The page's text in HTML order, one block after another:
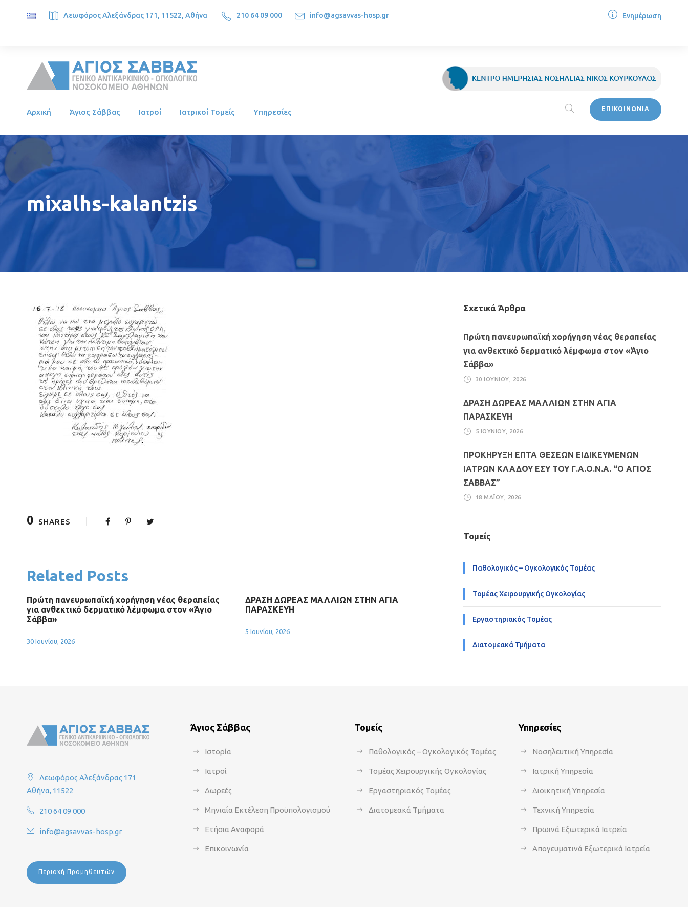
Λεωφόρος Αλεξάνδρας 171, 11522, Αθήνα 210 64 09 000 info@agsavvas-hosp.gr Ενημέρωση
Αρχική Άγιος Σάββας Ιατροί Ιατρικοί Τομείς Υπηρεσίες ΕΠΙΚΟΙΝΩΝΙΑ
mixalhs-kalantzis
0 SHARES
Related Posts
Πρώτη πανευρωπαϊκή χορήγηση νέας θεραπείας
για ανθεκτικό δερματικό λέμφωμα στον «Άγιο
Σάββα»
30 Ιουνίου, 2026
ΔΡΑΣΗ ΔΩΡΕΑΣ ΜΑΛΛΙΩΝ ΣΤΗΝ ΑΓΙΑ
ΠΑΡΑΣΚΕΥΗ
5 Ιουνίου, 2026
Σχετικά Άρθρα
Πρώτη πανευρωπαϊκή χορήγηση νέας θεραπείας
για ανθεκτικό δερματικό λέμφωμα στον «Άγιο
Σάββα»
30 ΙΟΥΝΊΟΥ, 2026
ΔΡΑΣΗ ΔΩΡΕΑΣ ΜΑΛΛΙΩΝ ΣΤΗΝ ΑΓΙΑ
ΠΑΡΑΣΚΕΥΗ
5 ΙΟΥΝΊΟΥ, 2026
ΠΡΟΚΗΡΥΞΗ ΕΠΤΑ ΘΕΣΕΩΝ ΕΙΔΙΚΕΥΜΕΝΩΝ
ΙΑΤΡΩΝ ΚΛΑΔΟΥ ΕΣΥ ΤΟΥ Γ.Α.Ο.Ν.Α. “Ο ΑΓΙΟΣ
ΣΑΒΒΑΣ”
18 ΜΑΪ́ΟΥ, 2026
Τομείς
Παθολογικός – Ογκολογικός Τομέας
Τομέας Χειρουργικής Ογκολογίας
Εργαστηριακός Τομέας
Διατομεακά Τμήματα
Λεωφόρος Αλεξάνδρας 171
Αθήνα, 11522
210 64 09 000
info@agsavvas-hosp.gr
Περιοχή Προμηθευτών
Άγιος Σάββας
Ιστορία
Ιατροί
Δωρεές
Μηνιαία Εκτέλεση Προϋπολογισμού
Ετήσια Αναφορά
Επικοινωνία
Τομείς
Παθολογικός – Ογκολογικός Τομέας
Τομέας Χειρουργικής Ογκολογίας
Εργαστηριακός Τομέας
Διατομεακά Τμήματα
Υπηρεσίες
Νοσηλευτική Υπηρεσία
Ιατρική Υπηρεσία
Διοικητική Υπηρεσία
Τεχνική Υπηρεσία
Πρωινά Εξωτερικά Ιατρεία
Απογευματινά Εξωτερικά Ιατρεία